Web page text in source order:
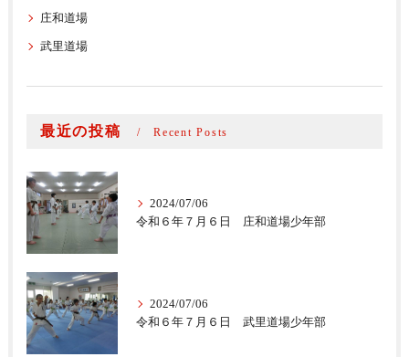
庄和道場
武里道場
最近の投稿 Recent Posts
2024/07/06
令和６年７月６日 庄和道場少年部
2024/07/06
令和６年７月６日 武里道場少年部